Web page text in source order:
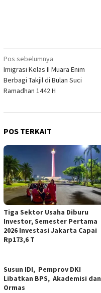
Navigasi
pos
Pos sebelumnya
Imigrasi Kelas II Muara Enim
Berbagi Takjil di Bulan Suci
Ramadhan 1442 H
POS TERKAIT
Tiga Sektor Usaha Diburu
Investor, Semester Pertama
2026 Investasi Jakarta Capai
Rp173,6 T
Susun IDI, Pemprov DKI
Libatkan BPS, Akademisi dan
Ormas